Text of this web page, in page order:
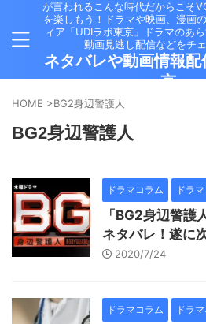
が言われるこんな時代だからこそ
を楽しもう！ドラマや映画、漫画
ィア「UDIラボ東京」ドラマのあ
動画見逃し配信などをチ
ネタバレや動画情報
京」
HOME >BG2身辺警護人
BG2身辺警護人
ドラマコラム ドラ
「BG2身辺警
ネタバレ！遂に
2020/7/24
ドラマコラム ドラ